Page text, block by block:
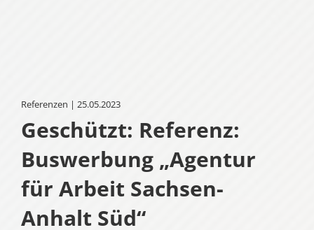
Referenzen | 25.05.2023
Geschützt: Referenz:
Buswerbung „Agentur
für Arbeit Sachsen-
Anhalt Süd“